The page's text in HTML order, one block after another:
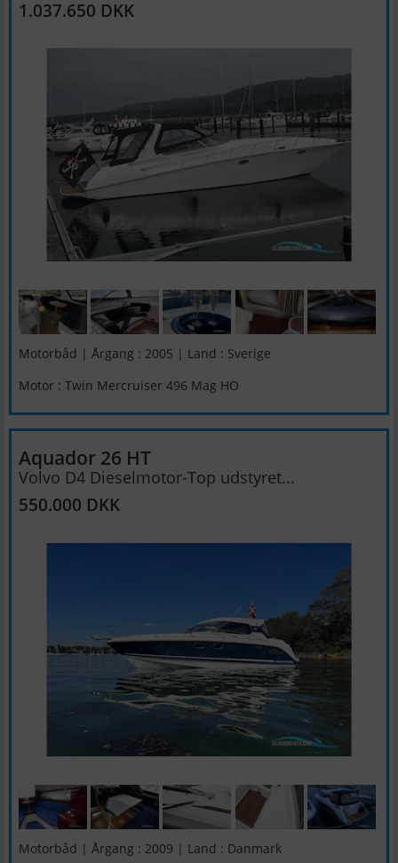
1.037.650 DKK
Motorbåd | Årgang : 2005 | Land : Sverige
Motor : Twin Mercruiser 496 Mag HO
Aquador 26 HT
Volvo D4 Dieselmotor-Top udstyret...
550.000 DKK
Motorbåd | Årgang : 2009 | Land : Danmark